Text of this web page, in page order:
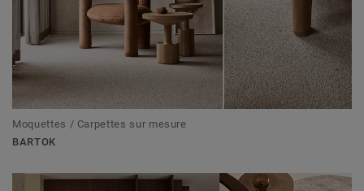
Moquettes / Carpettes sur mesure
BARTOK